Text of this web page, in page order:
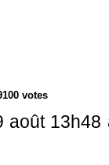
votes
août